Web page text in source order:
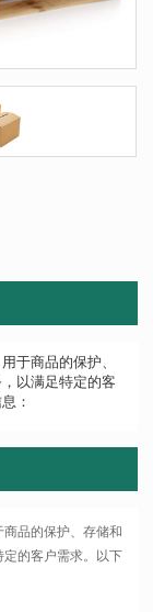
于商品的保护、
以满足特定的客
：
品的保护、存储和
的客户需求。以下